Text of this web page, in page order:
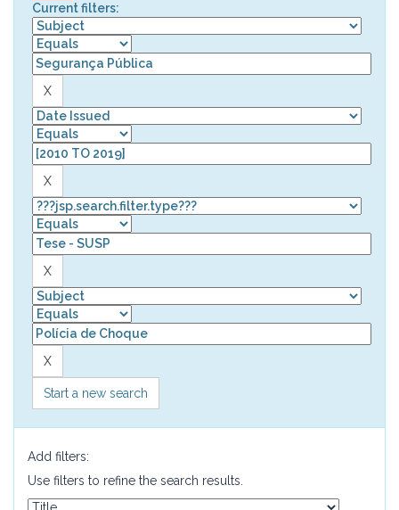
Current filters:
Start a new search
Add filters:
Use filters to refine the search results.